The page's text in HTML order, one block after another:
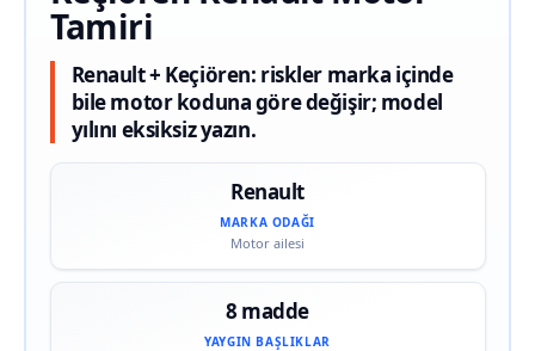
Tamiri
Renault + Keçiören: riskler marka içinde
bile motor koduna göre değişir; model
yılını eksiksiz yazın.
Renault
MARKA ODAĞI
Motor ailesi
8 madde
YAYGIN BAŞLIKLAR